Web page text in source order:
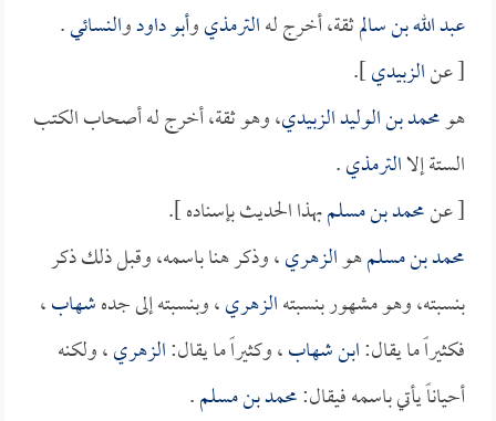
عبد الله بن سالمثقة، أخرج لهالترمذيوأبو داودوالنسائي.
[ عنالزبيدي].
هومحمد بن الوليد الزبيدي، وهو ثقة، أخرج له أصحاب الكتب
الستة إلاالترمذي.
[ عنمحمد بن مسلمبهذا الحديث بإسناده ].
محمد بن مسلمهوالزهري، وذكر هنا باسمه، وقبل ذلك ذكر
بنسبته، وهو مشهور بنسبتهالزهري، وبنسبته إلى جدهشهاب،
فكثيراً ما يقال:ابن شهاب، وكثيراً ما يقال:الزهري، ولكنه
أحياناً يأتي باسمه فيقال:محمد بن مسلم.